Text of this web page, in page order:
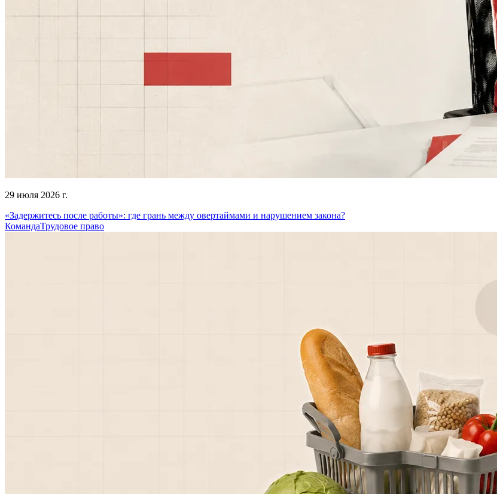
29 июля 2026 г.
«Задержитесь после работы»: где грань между овертаймами и нарушением закона?
КомандаТрудовое право